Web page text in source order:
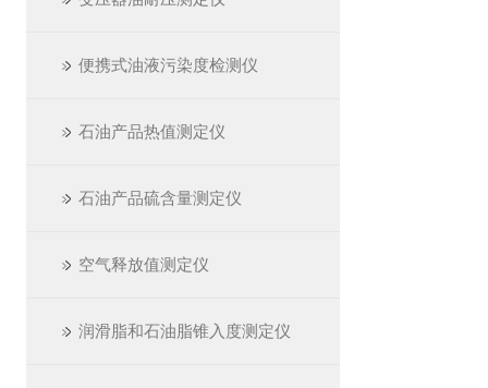
便携式油液污染度检测仪
石油产品热值测定仪
石油产品硫含量测定仪
空气释放值测定仪
润滑脂和石油脂锥入度测定仪